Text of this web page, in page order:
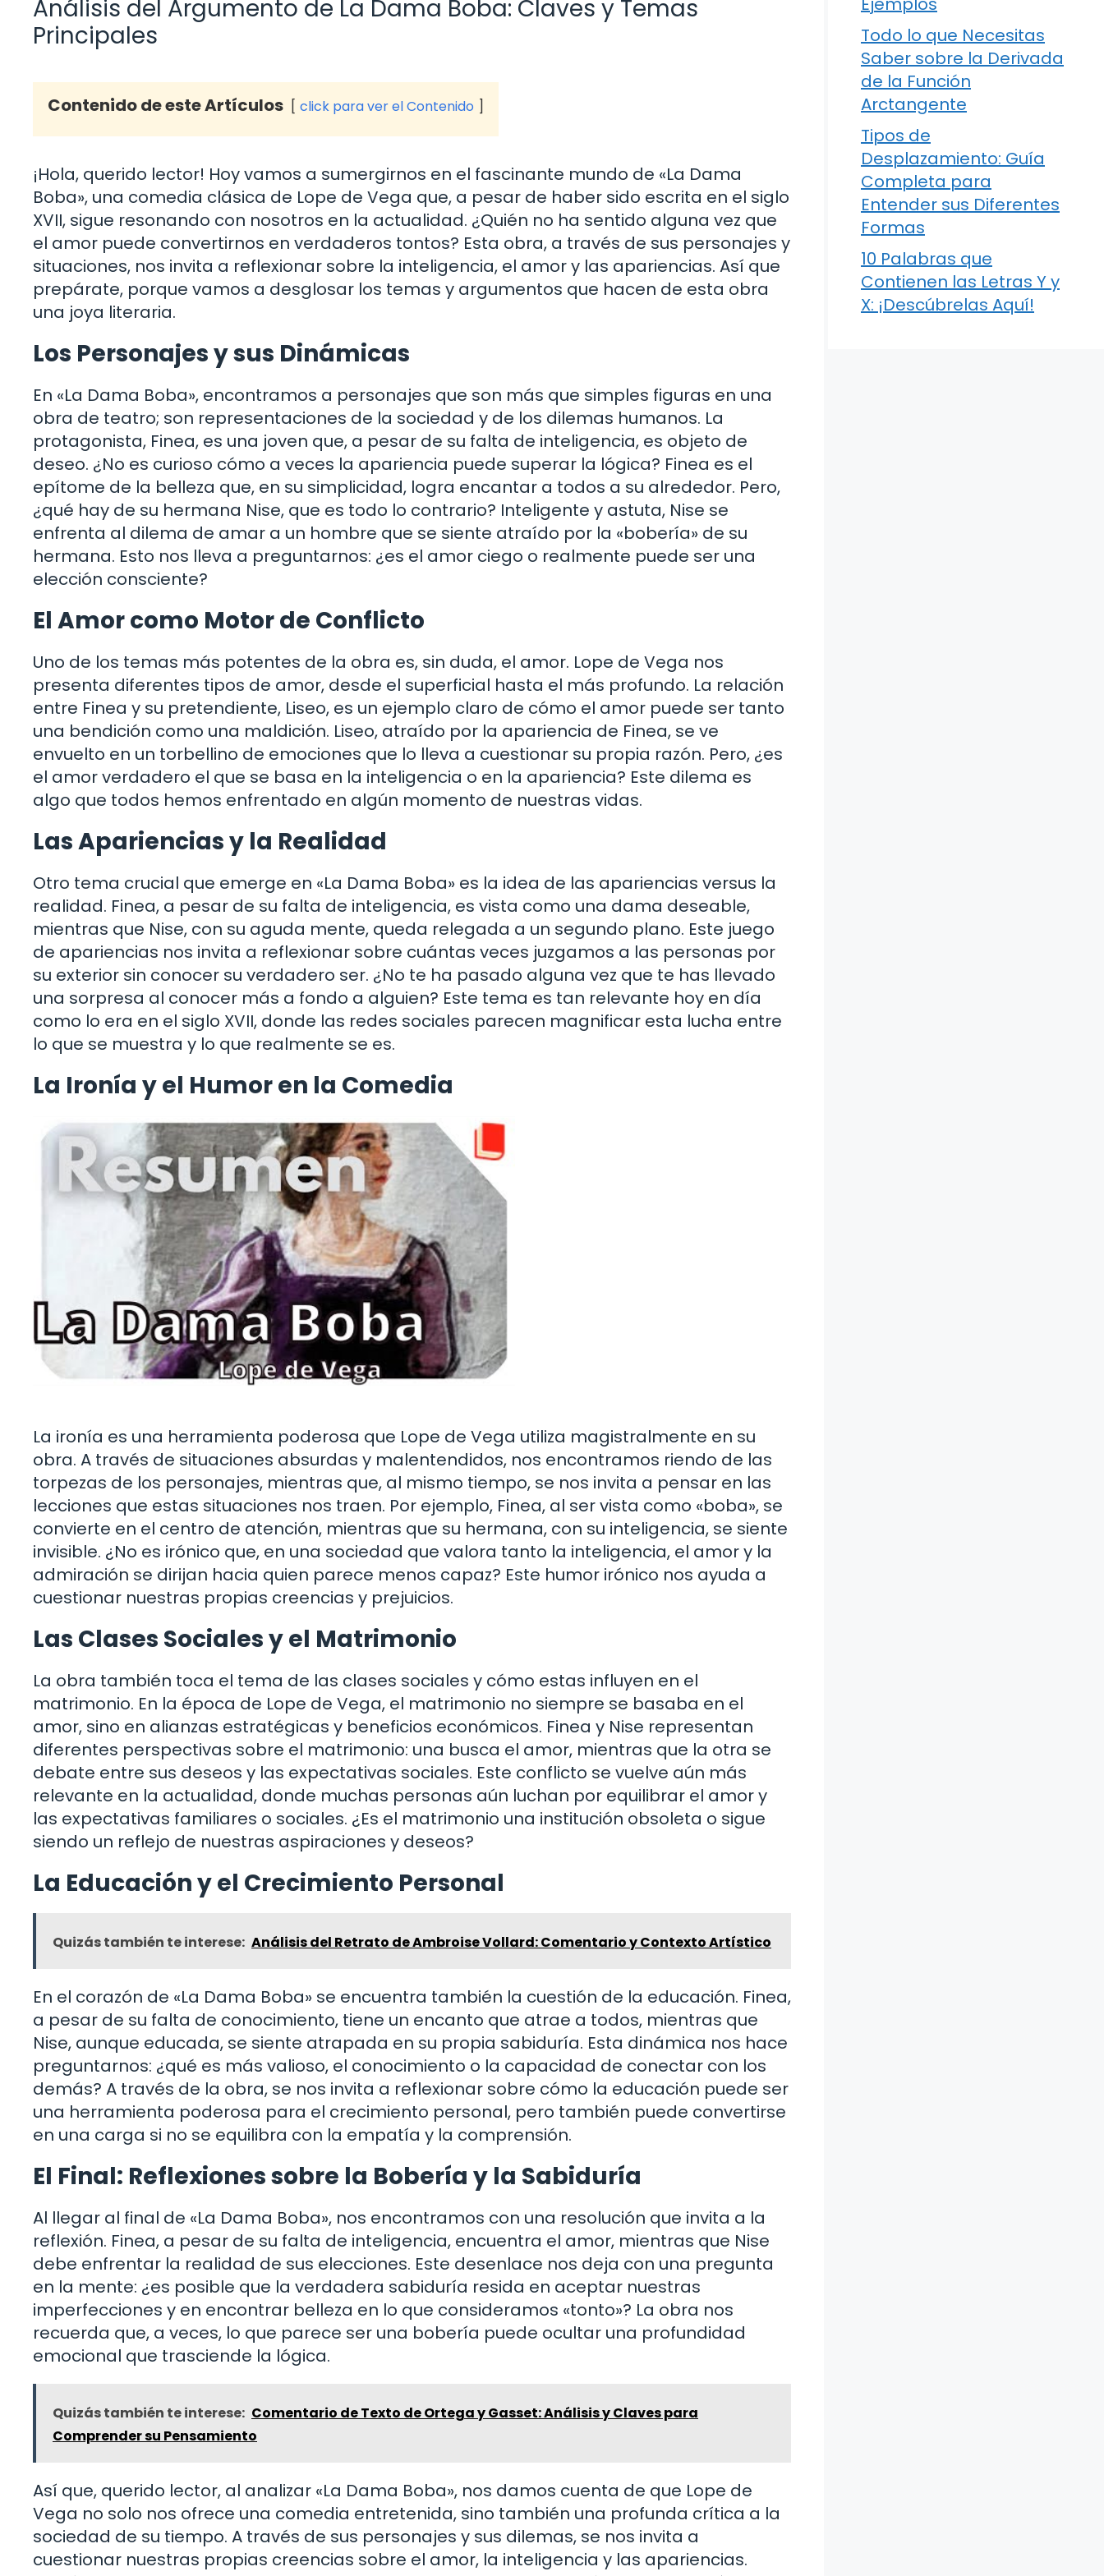
Análisis del Argumento de La Dama Boba: Claves y Temas
Principales
Contenido de este Artículos click para ver el Contenido
¡Hola, querido lector! Hoy vamos a sumergirnos en el fascinante mundo de «La Dama
Boba», una comedia clásica de Lope de Vega que, a pesar de haber sido escrita en el siglo
XVII, sigue resonando con nosotros en la actualidad. ¿Quién no ha sentido alguna vez que
el amor puede convertirnos en verdaderos tontos? Esta obra, a través de sus personajes y
situaciones, nos invita a reflexionar sobre la inteligencia, el amor y las apariencias. Así que
prepárate, porque vamos a desglosar los temas y argumentos que hacen de esta obra
una joya literaria.
Los Personajes y sus Dinámicas
En «La Dama Boba», encontramos a personajes que son más que simples figuras en una
obra de teatro; son representaciones de la sociedad y de los dilemas humanos. La
protagonista, Finea, es una joven que, a pesar de su falta de inteligencia, es objeto de
deseo. ¿No es curioso cómo a veces la apariencia puede superar la lógica? Finea es el
epítome de la belleza que, en su simplicidad, logra encantar a todos a su alrededor. Pero,
¿qué hay de su hermana Nise, que es todo lo contrario? Inteligente y astuta, Nise se
enfrenta al dilema de amar a un hombre que se siente atraído por la «bobería» de su
hermana. Esto nos lleva a preguntarnos: ¿es el amor ciego o realmente puede ser una
elección consciente?
El Amor como Motor de Conflicto
Uno de los temas más potentes de la obra es, sin duda, el amor. Lope de Vega nos
presenta diferentes tipos de amor, desde el superficial hasta el más profundo. La relación
entre Finea y su pretendiente, Liseo, es un ejemplo claro de cómo el amor puede ser tanto
una bendición como una maldición. Liseo, atraído por la apariencia de Finea, se ve
envuelto en un torbellino de emociones que lo lleva a cuestionar su propia razón. Pero, ¿es
el amor verdadero el que se basa en la inteligencia o en la apariencia? Este dilema es
algo que todos hemos enfrentado en algún momento de nuestras vidas.
Las Apariencias y la Realidad
Otro tema crucial que emerge en «La Dama Boba» es la idea de las apariencias versus la
realidad. Finea, a pesar de su falta de inteligencia, es vista como una dama deseable,
mientras que Nise, con su aguda mente, queda relegada a un segundo plano. Este juego
de apariencias nos invita a reflexionar sobre cuántas veces juzgamos a las personas por
su exterior sin conocer su verdadero ser. ¿No te ha pasado alguna vez que te has llevado
una sorpresa al conocer más a fondo a alguien? Este tema es tan relevante hoy en día
como lo era en el siglo XVII, donde las redes sociales parecen magnificar esta lucha entre
lo que se muestra y lo que realmente se es.
La Ironía y el Humor en la Comedia
La ironía es una herramienta poderosa que Lope de Vega utiliza magistralmente en su
obra. A través de situaciones absurdas y malentendidos, nos encontramos riendo de las
torpezas de los personajes, mientras que, al mismo tiempo, se nos invita a pensar en las
lecciones que estas situaciones nos traen. Por ejemplo, Finea, al ser vista como «boba», se
convierte en el centro de atención, mientras que su hermana, con su inteligencia, se siente
invisible. ¿No es irónico que, en una sociedad que valora tanto la inteligencia, el amor y la
admiración se dirijan hacia quien parece menos capaz? Este humor irónico nos ayuda a
cuestionar nuestras propias creencias y prejuicios.
Las Clases Sociales y el Matrimonio
La obra también toca el tema de las clases sociales y cómo estas influyen en el
matrimonio. En la época de Lope de Vega, el matrimonio no siempre se basaba en el
amor, sino en alianzas estratégicas y beneficios económicos. Finea y Nise representan
diferentes perspectivas sobre el matrimonio: una busca el amor, mientras que la otra se
debate entre sus deseos y las expectativas sociales. Este conflicto se vuelve aún más
relevante en la actualidad, donde muchas personas aún luchan por equilibrar el amor y
las expectativas familiares o sociales. ¿Es el matrimonio una institución obsoleta o sigue
siendo un reflejo de nuestras aspiraciones y deseos?
La Educación y el Crecimiento Personal
Quizás también te interese: Análisis del Retrato de Ambroise Vollard: Comentario y Contexto Artístico
En el corazón de «La Dama Boba» se encuentra también la cuestión de la educación. Finea,
a pesar de su falta de conocimiento, tiene un encanto que atrae a todos, mientras que
Nise, aunque educada, se siente atrapada en su propia sabiduría. Esta dinámica nos hace
preguntarnos: ¿qué es más valioso, el conocimiento o la capacidad de conectar con los
demás? A través de la obra, se nos invita a reflexionar sobre cómo la educación puede ser
una herramienta poderosa para el crecimiento personal, pero también puede convertirse
en una carga si no se equilibra con la empatía y la comprensión.
El Final: Reflexiones sobre la Bobería y la Sabiduría
Al llegar al final de «La Dama Boba», nos encontramos con una resolución que invita a la
reflexión. Finea, a pesar de su falta de inteligencia, encuentra el amor, mientras que Nise
debe enfrentar la realidad de sus elecciones. Este desenlace nos deja con una pregunta
en la mente: ¿es posible que la verdadera sabiduría resida en aceptar nuestras
imperfecciones y en encontrar belleza en lo que consideramos «tonto»? La obra nos
recuerda que, a veces, lo que parece ser una bobería puede ocultar una profundidad
emocional que trasciende la lógica.
Quizás también te interese: Comentario de Texto de Ortega y Gasset: Análisis y Claves para
Comprender su Pensamiento
Así que, querido lector, al analizar «La Dama Boba», nos damos cuenta de que Lope de
Vega no solo nos ofrece una comedia entretenida, sino también una profunda crítica a la
sociedad de su tiempo. A través de sus personajes y sus dilemas, se nos invita a
cuestionar nuestras propias creencias sobre el amor, la inteligencia y las apariencias.
Todo lo que Necesitas
Saber sobre la Derivada
de la Función
Arctangente
Tipos de
Desplazamiento: Guía
Completa para
Entender sus Diferentes
Formas
10 Palabras que
Contienen las Letras Y y
X: ¡Descúbrelas Aquí!